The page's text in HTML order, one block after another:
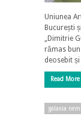
Uniunea
București
„Dimitrie
rămas
deosebit
Read More
galaxia